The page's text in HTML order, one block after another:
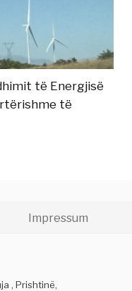
të Energjisë
të
Impressum
, Prishtinë,